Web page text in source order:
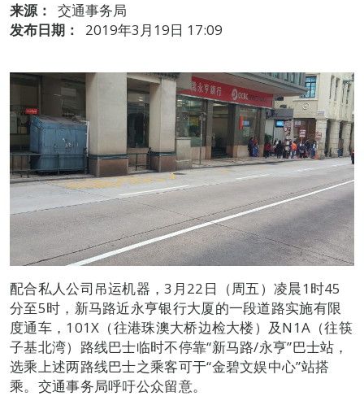
来源：
交通事务局
发布日期：
2019年3月19日 17:09
配合私人公司吊运机器，3月22日（周五）凌晨1时45
分至5时，新马路近永亨银行大厦的一段道路实施有限
度通车，101X（往港珠澳大桥边检大楼）及N1A（往筷
子基北湾）路线巴士临时不停靠“新马路/永亨”巴士站，
选乘上述两路线巴士之乘客可于“金碧文娱中心”站搭
乘。交通事务局呼吁公众留意。